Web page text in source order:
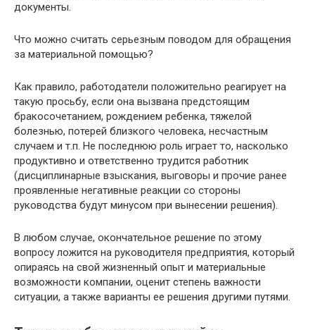
документы.
Что можно считать серьезным поводом для обращения
за материальной помощью?
Как правило, работодатели положительно реагирует на
такую просьбу, если она вызвана предстоящим
бракосочетанием, рождением ребенка, тяжелой
болезнью, потерей близкого человека, несчастным
случаем и т.п. Не последнюю роль играет то, насколько
продуктивно и ответственно трудится работник
(дисциплинарные взыскания, выговоры и прочие ранее
проявленные негативные реакции со стороны
руководства будут минусом при вынесении решения).
В любом случае, окончательное решение по этому
вопросу ложится на руководителя предприятия, который
опираясь на свой жизненный опыт и материальные
возможности компании, оценит степень важности
ситуации, а также варианты ее решения другими путями.